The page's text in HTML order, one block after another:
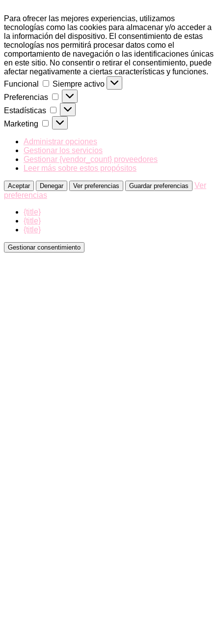
Para ofrecer las mejores experiencias, utilizamos
tecnologías como las cookies para almacenar y/o acceder a
la información del dispositivo. El consentimiento de estas
tecnologías nos permitirá procesar datos como el
comportamiento de navegación o las identificaciones únicas
en este sitio. No consentir o retirar el consentimiento, puede
afectar negativamente a ciertas características y funciones.
Funcional
Funcional
Siempre activo
Preferencias
Preferencias
Estadísticas Estadísticas
Marketing Marketing
Administrar opciones
Gestionar los servicios
Gestionar {vendor_count} proveedores
Leer más sobre estos propósitos
Aceptar Denegar Ver preferencias Guardar preferencias
Ver
preferencias
{title}
{title}
{title}
Gestionar consentimiento